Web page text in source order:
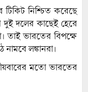
নিশ্চিত করেছে
দুই দলের কাছেই হেরে
তাই ভারতের বিপক্ষে
লঙ্কানরা।
মতো ভারতের